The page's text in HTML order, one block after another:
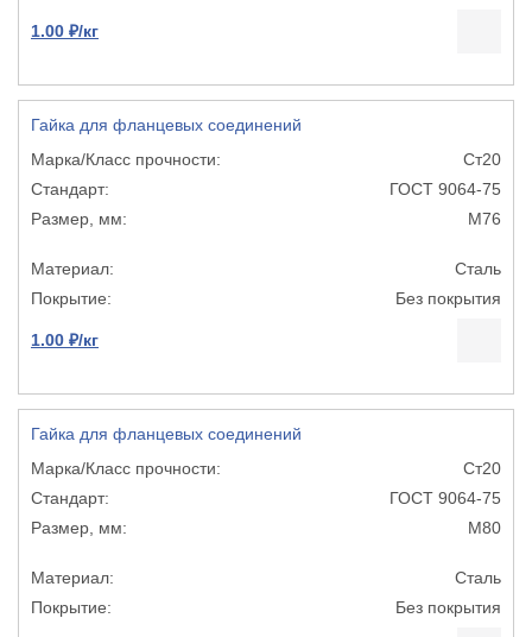
1.00 ₽/кг
Гайка для фланцевых соединений
Ст20
ГОСТ 9064-75
М76
Сталь
Без покрытия
1.00 ₽/кг
Гайка для фланцевых соединений
Ст20
ГОСТ 9064-75
М80
Сталь
Без покрытия